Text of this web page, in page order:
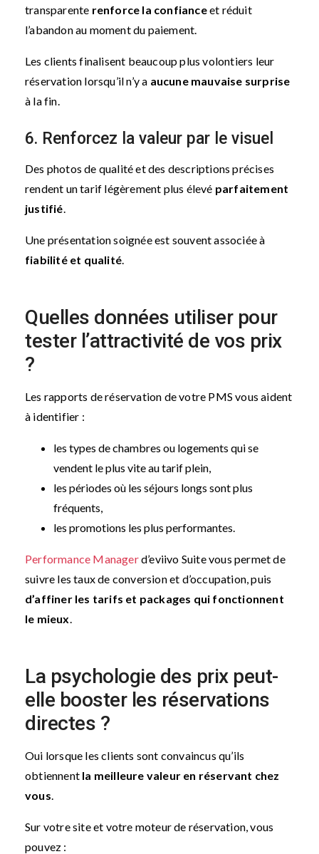
transparente renforce la confianceet réduit
l’abandon au moment du paiement.
Les clients finalisent beaucoup plus volontiers leur
réservation lorsqu’il n’y a aucune mauvaise surprise
à la fin.
6. Renforcez la valeur par le visuel
Des photos de qualité et des descriptions précises
rendent un tarif légèrement plus élevé parfaitement
justifié.
Une présentation soignée est souvent associée à
fiabilité et qualité.
Quelles données utiliser pour
tester l’attractivité de vos prix
?
Les rapports de réservation de votre PMS vous aident
à identifier :
les types de chambres ou logements qui se
vendent le plus vite au tarif plein,
les périodes où les séjours longs sont plus
fréquents,
les promotions les plus performantes.
Performance Managerd’eviivo Suite vous permet de
suivre les taux de conversion et d’occupation, puis
d’affiner les tarifs et packages qui fonctionnent
le mieux.
La psychologie des prix peut-
elle booster les réservations
directes ?
Oui lorsque les clients sont convaincus qu’ils
obtiennent la meilleure valeur en réservant chez
vous.
Sur votre site et votre moteur de réservation, vous
pouvez :